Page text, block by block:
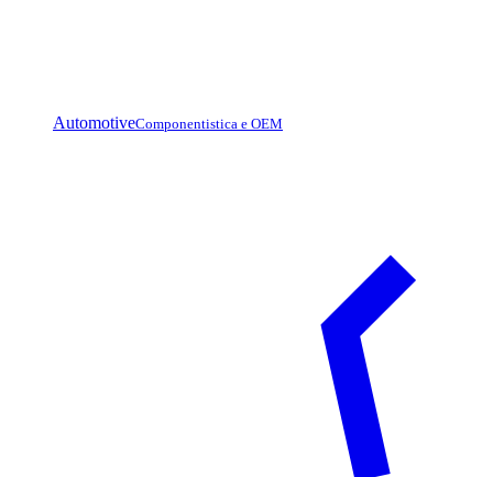
AutomotiveComponentistica e OEM